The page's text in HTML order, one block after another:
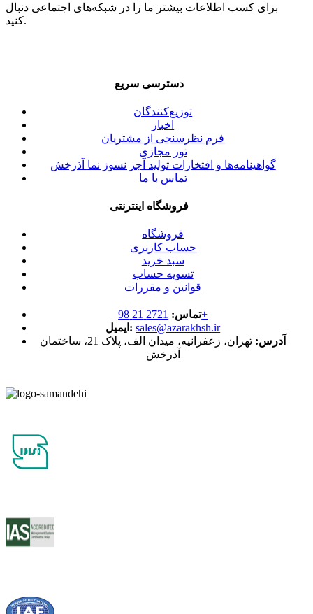
برای کسب اطلاعات بیشتر ما را در شبکه‌های اجتماعی دنبال
کنید.
دسترسی سریع
توزیع‌کنندگان
اخبار
فرم نظرسنجی از مشتریان
تور مجازی
گواهینامه‌ها و افتخارات تولید آجر نسوز نما آذرخش
تماس با ما
فروشگاه اینترنتی
فروشگاه
حساب کاربری
سبد خرید
تسویه حساب
قوانین و مقررات
تماس:2721 21 98+
ایمیل: sales@azarakhsh.ir
آدرس:
تهران، زعفرانیه، میدان الف، پلاک 21، ساختمان
آذرخش